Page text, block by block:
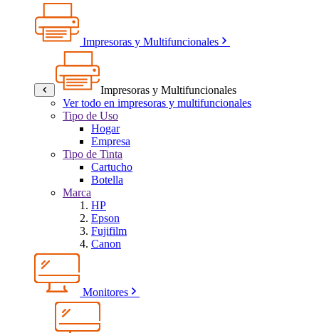
Impresoras y Multifuncionales
Impresoras y Multifuncionales
Ver todo en impresoras y multifuncionales
Tipo de Uso
Hogar
Empresa
Tipo de Tinta
Cartucho
Botella
Marca
HP
Epson
Fujifilm
Canon
Monitores